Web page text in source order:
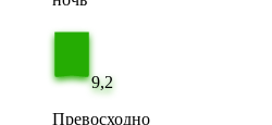
9,2
Превосходно